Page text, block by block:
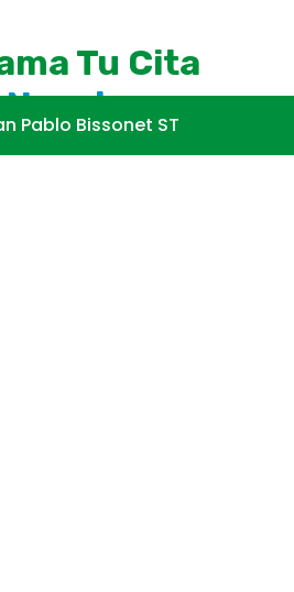
Tu Cita
Nosotros
un 25% de descuento
Pablo Bissonet ST